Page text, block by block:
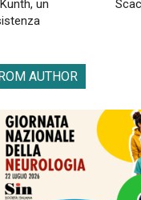
un
AUTHOR